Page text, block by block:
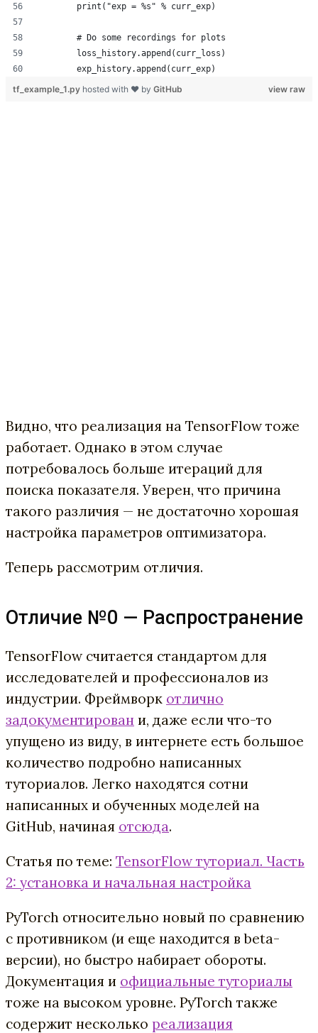
        print("exp = %s" % curr_exp)
        # Do some recordings for plots
        loss_history.append(curr_loss)
        exp_history.append(curr_exp)
view raw
tf_example_1.py hosted with ❤ by GitHub
Видно, что реализация на TensorFlow тоже
работает. Однако в этом случае
потребовалось больше итераций для
поиска показателя. Уверен, что причина
такого различия — не достаточно хорошая
настройка параметров оптимизатора.
Теперь рассмотрим отличия.
Отличие №0 — Распространение
TensorFlow считается стандартом для
исследователей и профессионалов из
индустрии. Фреймворк отлично
задокументирован и, даже если что-то
упущено из виду, в интернете есть большое
количество подробно написанных
туториалов. Легко находятся сотни
написанных и обученных моделей на
GitHub, начиная отсюда.
Статья по теме: TensorFlow туториал. Часть
2: установка и начальная настройка
PyTorch относительно новый по сравнению
с противником (и еще находится в beta-
версии), но быстро набирает обороты.
Документация и официальные туториалы
тоже на высоком уровне. PyTorch также
содержит несколько реализация